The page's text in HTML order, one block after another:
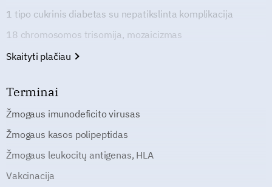
1 tipo cukrinis diabetas su nepatikslinta komplikacija
18 chromosomos trisomija, mozaicizmas
Skaityti plačiau
Terminai
Žmogaus imunodeficito virusas
Žmogaus kasos polipeptidas
Žmogaus leukocitų antigenas, HLA
Vakcinacija